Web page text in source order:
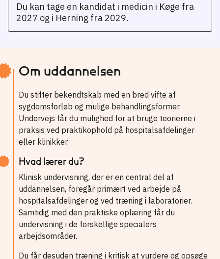
Du kan tage en kandidat i medicin i Køge fra
2027 og i Herning fra 2029.
Om uddannelsen
Du stifter bekendtskab med en bred vifte af
sygdomsforløb og mulige behandlingsformer.
Undervejs får du mulighed for at bruge teorierne i
praksis ved praktikophold på hospitalsafdelinger
eller klinikker.
Hvad lærer du?
Klinisk undervisning, der er en central del af
uddannelsen, foregår primært ved arbejde på
hospitalsafdelinger og ved træning i laboratorier.
Samtidig med den praktiske oplæring får du
undervisning i de forskellige specialers
arbejdsområder.
Du får desuden træning i kritisk at vurdere og opsøge